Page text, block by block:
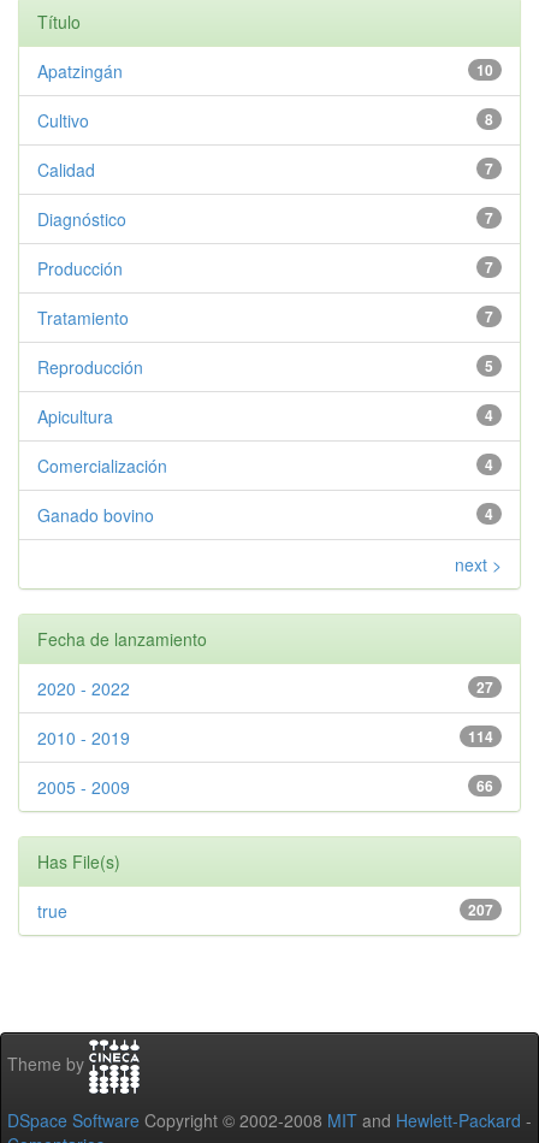
Título
10
Apatzingán
8
Cultivo
7
Calidad
7
Diagnóstico
7
Producción
7
Tratamiento
5
Reproducción
4
Apicultura
4
Comercialización
4
Ganado bovino
next >
Fecha de lanzamiento
27
2020 - 2022
114
2010 - 2019
66
2005 - 2009
Has File(s)
207
true
Theme by
DSpace Software Copyright © 2002-2008 MIT and Hewlett-Packard -